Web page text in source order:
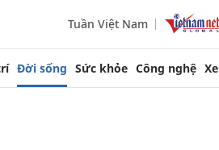
Tuần Việt Nam
Đời sống Sức khỏe Công nghệ Xe